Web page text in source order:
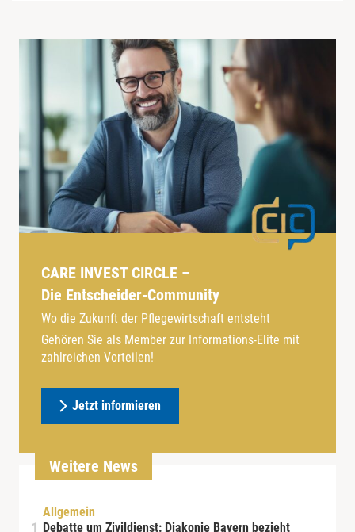
CARE INVEST CIRCLE –
Die Entscheider-Community
Wo die Zukunft der Pflegewirtschaft entsteht
Gehören Sie als Member zur Informations-Elite mit
zahlreichen Vorteilen!
Jetzt informieren
Weitere News
Allgemein
Debatte um Zivildienst: Diakonie Bayern bezieht